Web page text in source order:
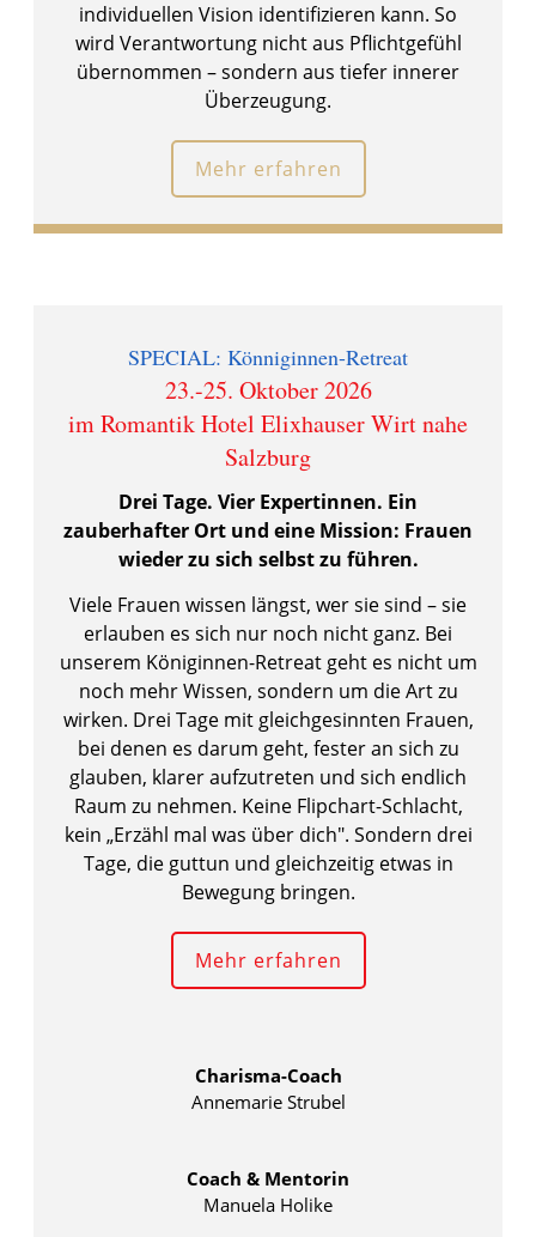
individuellen Vision identifizieren kann. So
wird Verantwortung nicht aus Pflichtgefühl
übernommen – sondern aus tiefer innerer
Überzeugung.
Mehr erfahren
SPECIAL: Könniginnen-Retreat
23.-25. Oktober 2026
im Romantik Hotel Elixhauser Wirt nahe
Salzburg
Drei Tage. Vier Expertinnen. Ein
zauberhafter Ort und eine Mission: Frauen
wieder zu sich selbst zu führen.
Viele Frauen wissen längst, wer sie sind – sie
erlauben es sich nur noch nicht ganz. Bei
unserem Königinnen-Retreat geht es nicht um
noch mehr Wissen, sondern um die Art zu
wirken. Drei Tage mit gleichgesinnten Frauen,
bei denen es darum geht, fester an sich zu
glauben, klarer aufzutreten und sich endlich
Raum zu nehmen. Keine Flipchart-Schlacht,
kein „Erzähl mal was über dich". Sondern drei
Tage, die guttun und gleichzeitig etwas in
Bewegung bringen.
Mehr erfahren
Charisma-Coach
Annemarie Strubel
Coach & Mentorin
Manuela Holike